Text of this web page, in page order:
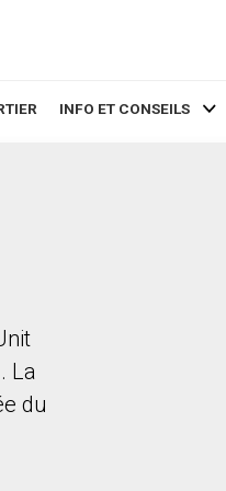
INFO ET CONSEILS
La
du